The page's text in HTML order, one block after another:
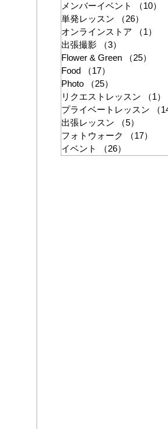
メンバーイベント
（10）
単発レッスン
（26）
オンラインストア
（1）
出張撮影
（3）
Flower & Green
（25）
Food
（17）
Photo
（25）
リクエストレッスン
（1）
プライベートレッスン
（
出張レッスン
（5）
フォトウォーク
（17）
イベント
（26）